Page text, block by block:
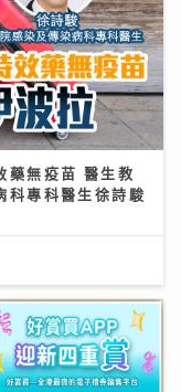
藥無疫苗 醫生教
科專科醫生徐詩駿